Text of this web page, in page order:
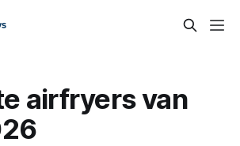
airfryers van